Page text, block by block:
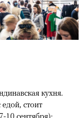
кухня.
стоит
10 сентября):